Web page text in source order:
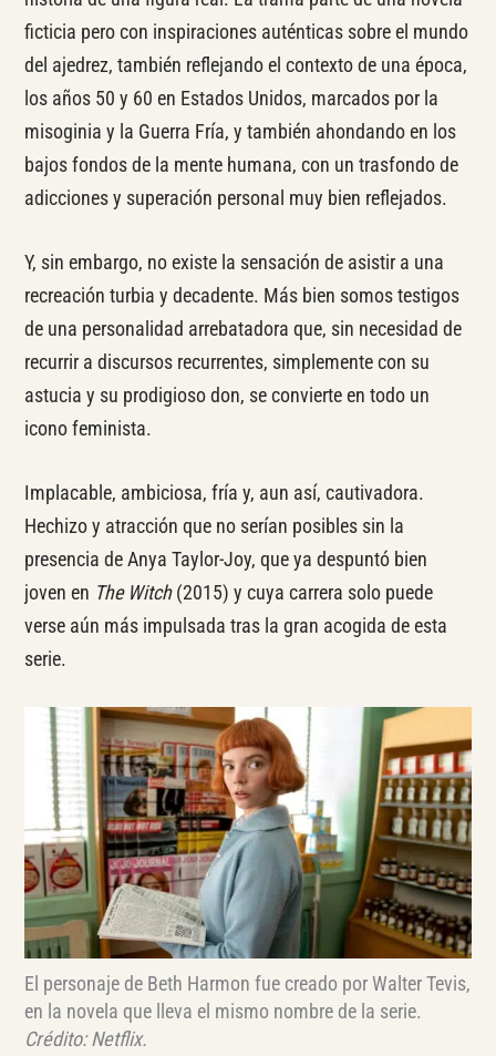
ficticia pero con inspiraciones auténticas sobre el mundo
del ajedrez, también reflejando el contexto de una época,
los años 50 y 60 en Estados Unidos, marcados por la
misoginia y la Guerra Fría, y también ahondando en los
bajos fondos de la mente humana, con un trasfondo de
adicciones y superación personal muy bien reflejados.
Y, sin embargo, no existe la sensación de asistir a una
recreación turbia y decadente. Más bien somos testigos
de una personalidad arrebatadora que, sin necesidad de
recurrir a discursos recurrentes, simplemente con su
astucia y su prodigioso don, se convierte en todo un
icono feminista.
Implacable, ambiciosa, fría y, aun así, cautivadora.
Hechizo y atracción que no serían posibles sin la
presencia de Anya Taylor-Joy, que ya despuntó bien
joven en The Witch(2015) y cuya carrera solo puede
verse aún más impulsada tras la gran acogida de esta
serie.
El personaje de Beth Harmon fue creado por Walter Tevis,
en la novela que lleva el mismo nombre de la serie.
Crédito: Netflix.